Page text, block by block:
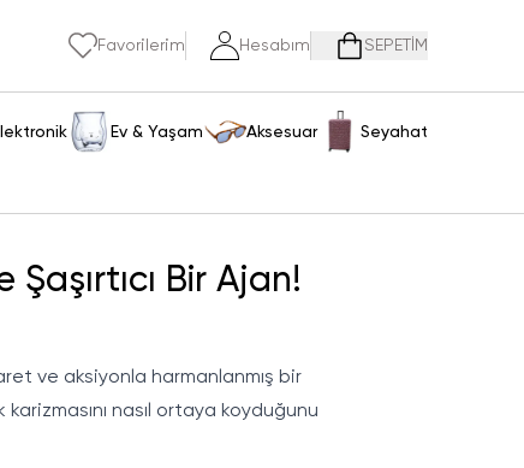
Favorilerim Hesabım SEPETİM
Ev & Yaşam Aksesuar Seyahat
Bir Ajan!
ve aksiyonla harmanlanmış bir
nasıl ortaya koyduğunu